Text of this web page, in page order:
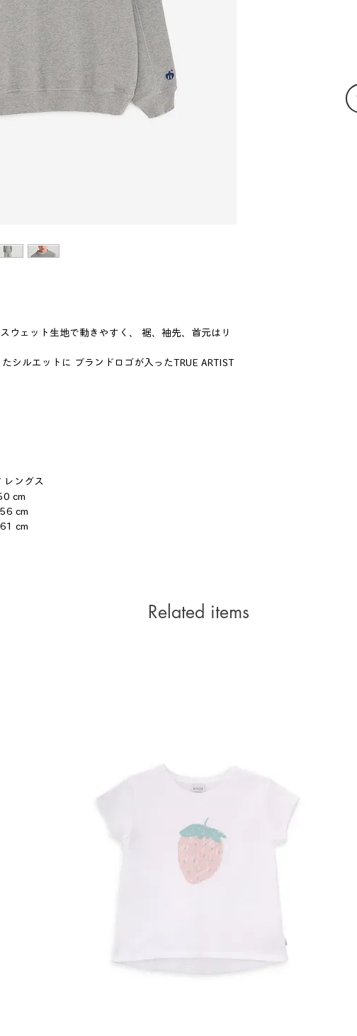
ウェット生地で動きやすく、 裾、袖先、首元はリ
シルエットに ブランドロゴが入ったTRUE ARTIST
ングス
cm
cm
cm
Related items